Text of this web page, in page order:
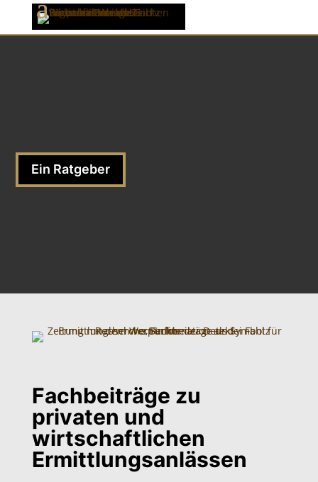
Ein Ratgeber
Fachbeiträge zu
privaten und
wirtschaftlichen
Ermittlungsanlässen